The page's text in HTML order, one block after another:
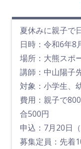
夏休みに親子で
日時：令和6年8
場所：大熊スポ
講師：中山陽子
対象：小学生、
費用：親子で
合500円
申込：7月20日
募集定員：先着